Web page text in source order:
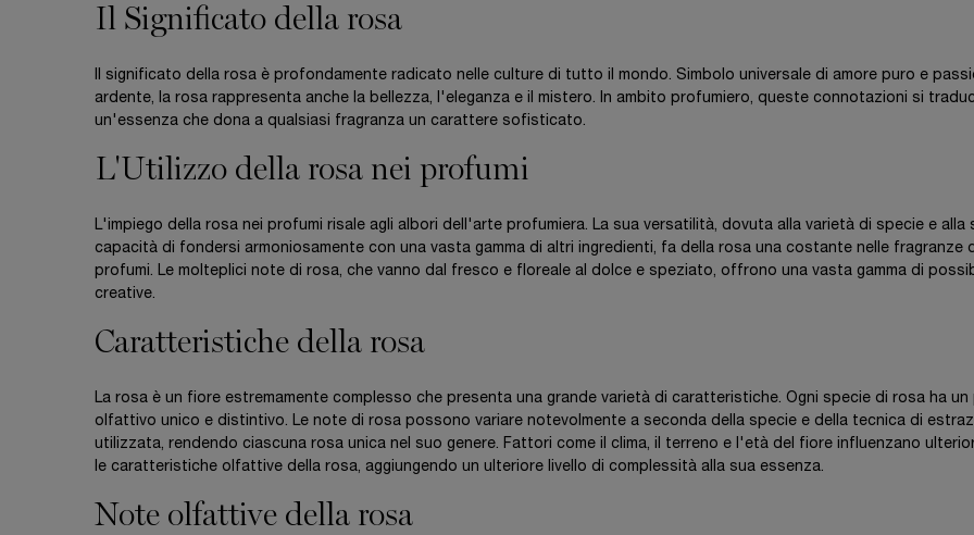
Il Significato della rosa
Il significato della rosa è profondamente radicato nelle culture di tutto il mondo. Simbolo universale di amore puro e
ardente, la rosa rappresenta anche la bellezza, l'eleganza e il mistero. In ambito profumiero, queste connotazioni si
un'essenza che dona a qualsiasi fragranza un carattere sofisticato.
L'Utilizzo della rosa nei profumi
L'impiego della rosa nei profumi risale agli albori dell'arte profumiera. La sua versatilità, dovuta alla varietà di specie e alla
capacità di fondersi armoniosamente con una vasta gamma di altri ingredienti, fa della rosa una costante nelle fragranze di
profumi. Le molteplici note di rosa, che vanno dal fresco e floreale al dolce e speziato, offrono una vasta gamma di
creative.
Caratteristiche della rosa
La rosa è un fiore estremamente complesso che presenta una grande varietà di caratteristiche. Ogni specie di rosa ha un
olfattivo unico e distintivo. Le note di rosa possono variare notevolmente a seconda della specie e della tecnica di
utilizzata, rendendo ciascuna rosa unica nel suo genere. Fattori come il clima, il terreno e l'età del fiore influenzano
le caratteristiche olfattive della rosa, aggiungendo un ulteriore livello di complessità alla sua essenza.
Note olfattive della rosa